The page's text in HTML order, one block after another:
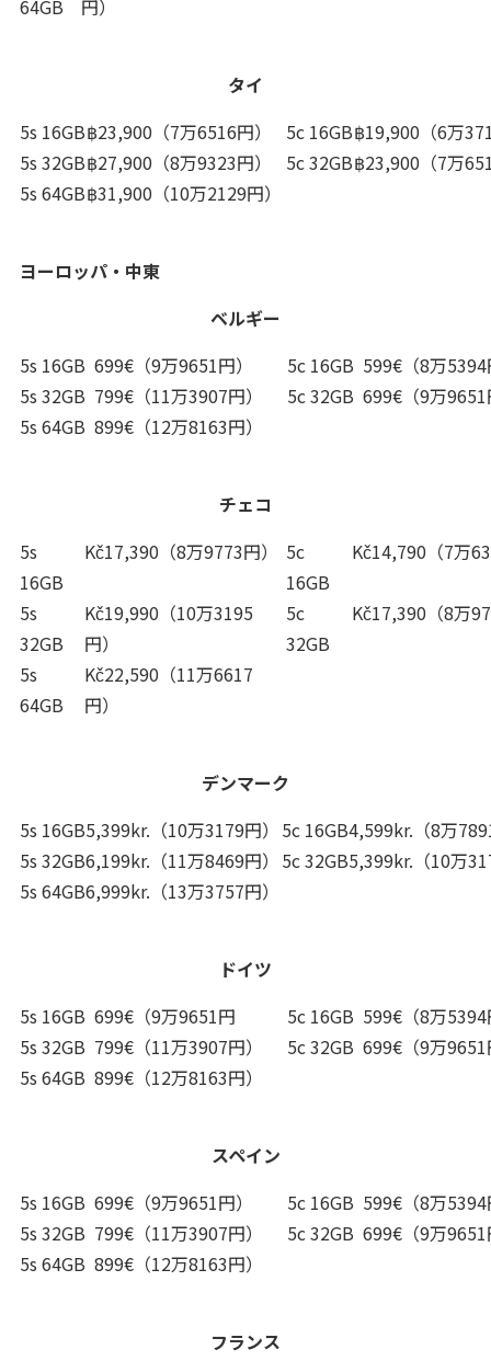
64GB 円）
タイ
5s 16GB฿23,900（7万6516円） 5c 16GB฿19,900（6万
5s 32GB฿27,900（8万9323円） 5c 32GB฿23,900（7万
5s 64GB฿31,900（10万2129円）
ヨーロッパ・中東
ベルギー
5s 16GB 699€（9万9651円） 5c 16GB 599€（8万
5s 32GB 799€（11万3907円） 5c 32GB 699€（9万
5s 64GB 899€（12万8163円）
チェコ
5s
16GB
Kč17,390（8万9773円）
5c
16GB
Kč14,790（7万
5s
32GB
Kč19,990（10万3195
円）
5c
32GB
Kč17,390（8万
5s
64GB
Kč22,590（11万6617
円）
デンマーク
5s 16GB5,399kr.（10万3179円） 5c 16GB4,599kr.（8万
5s 32GB6,199kr.（11万8469円） 5c 32GB5,399kr.（10万
5s 64GB6,999kr.（13万3757円）
ドイツ
5s 16GB 699€（9万9651円 5c 16GB 599€（8万
5s 32GB 799€（11万3907円） 5c 32GB 699€（9万
5s 64GB 899€（12万8163円）
スペイン
5s 16GB 699€（9万9651円） 5c 16GB 599€（8万
5s 32GB 799€（11万3907円） 5c 32GB 699€（9万
5s 64GB 899€（12万8163円）
フランス